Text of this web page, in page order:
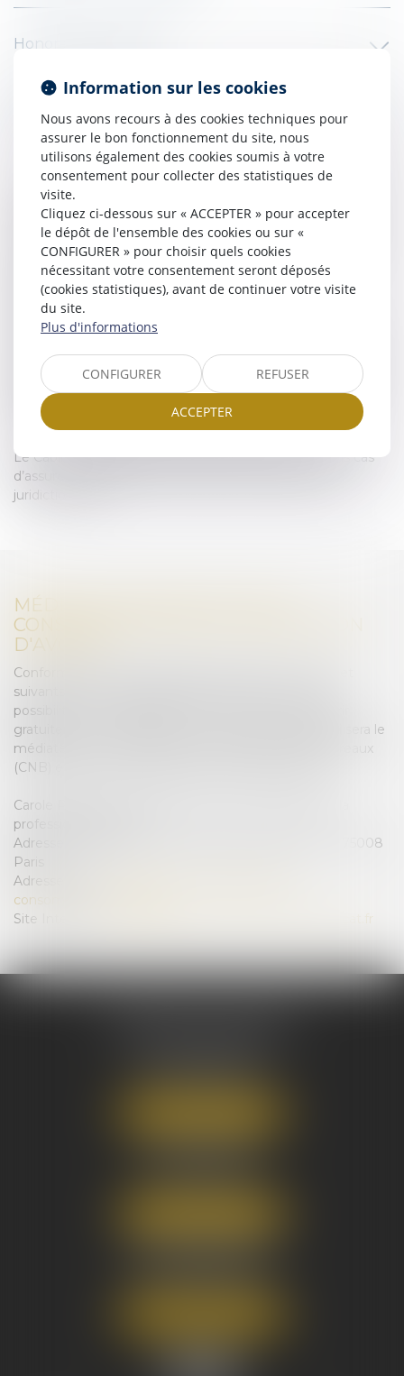
​Honoraires au forfait
À chaque ouverture de dossier, le Cabinet adresse au Client
une demande de provision.
Le Cabinet facture par la suite les honoraires prévus à la
convention en fonction de la méthode retenue et de l'état
d'avancement du dossier.
Un historique de la facturation peut être adressé à la
demande du client.
Les diligences et prestations qui donnent lieu à facturation
entretien téléphonique, toute rédaction, lecture ou étude
de tous actes lettres et pièces, tout temps de gestion de
dossier, ainsi que tout temps de déplacement vacations
facturées à 50 % du tarif de l’intervenant.
Le Cabinet AUSONE AVOCATS accepte dans certains cas
d’assurer la défense de ses clients au titre de l’aide
juridictionnelle.
MÉDIATEUR NATIONAL DE LA
CONSOMMATION DE LA PROFESSION
D'AVOCAT
Conformément aux dispositions des articles L. 612-1 et
suivants du Code de la consommation, vous avez la
possibilité, en cas de litige avec un avocat, de recourir
gratuitement au Médiateur de la consommation qui sera le
médiateur national près du Conseil National des Barreaux
(CNB) et dont les coordonnées sont les suivantes :
Carole Pascarel, médiateur de la consommation de la
profession d’avocat
Adresse postale : CNB, 180 boulevard Haussmann – 75008
Paris
Adresse email :
consommation-avocat.fr
Site Internet :
Information sur les cookies
Nous avons recours à des cookies techniques pour
assurer le bon fonctionnement du site, nous
utilisons également des cookies soumis à votre
consentement pour collecter des statistiques de
visite.
Cliquez ci-dessous sur « ACCEPTER » pour accepter
le dépôt de l'ensemble des cookies ou sur «
CONFIGURER » pour choisir quels cookies
nécessitant votre consentement seront déposés
(cookies statistiques), avant de continuer votre visite
du site.
Plus d'informations
CONFIGURER REFUSER
ACCEPTER